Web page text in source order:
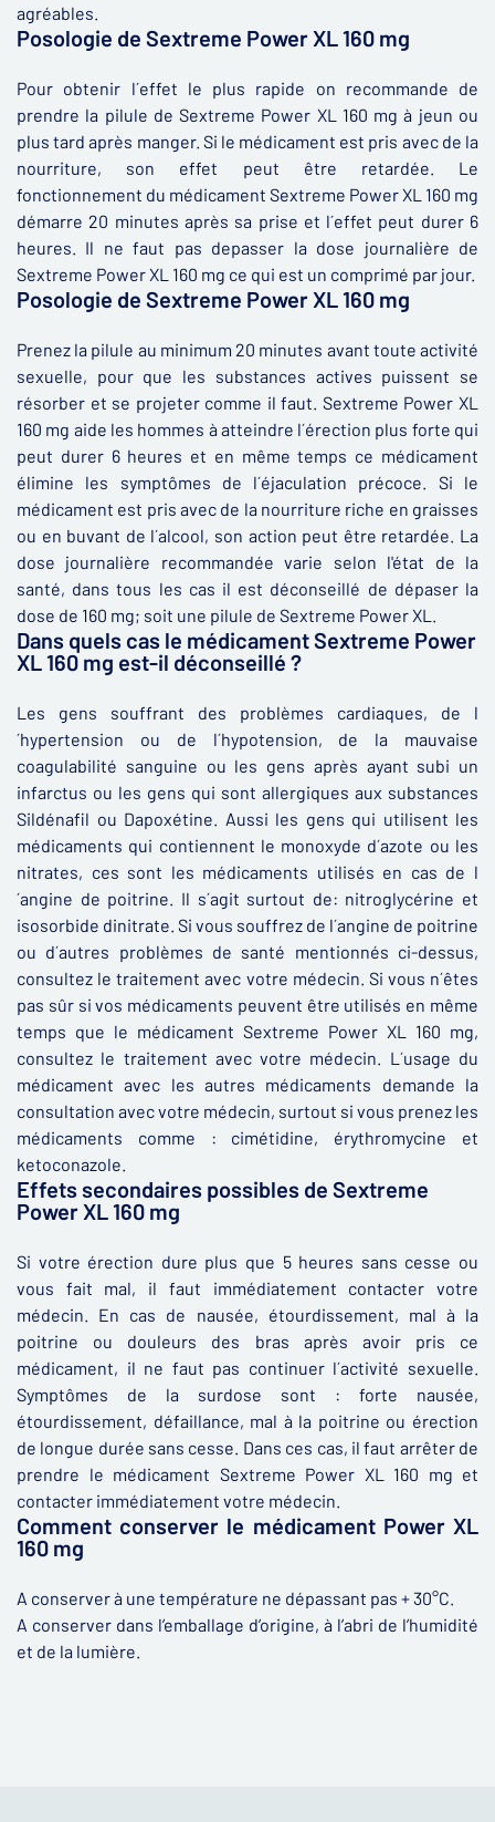
agréables.
Posologie de Sextreme Power XL 160 mg
Pour obtenir l´effet le plus rapide on recommande de
prendre la pilule de Sextreme Power XL 160 mg à jeun ou
plus tard après manger. Si le médicament est pris avec de la
nourriture, son effet peut être retardée. Le
fonctionnement du médicament Sextreme Power XL 160 mg
démarre 20 minutes après sa prise et l´effet peut durer 6
heures. Il ne faut pas depasser la dose journalière de
Sextreme Power XL 160 mg ce qui est un comprimé par jour.
Posologie de Sextreme Power XL 160 mg
Prenez la pilule au minimum 20 minutes avant toute activité
sexuelle, pour que les substances actives puissent se
résorber et se projeter comme il faut. Sextreme Power XL
160 mg aide les hommes à atteindre l´érection plus forte qui
peut durer 6 heures et en même temps ce médicament
élimine les symptômes de l´éjaculation précoce. Si le
médicament est pris avec de la nourriture riche en graisses
ou en buvant de l´alcool, son action peut être retardée. La
dose journalière recommandée varie selon l'état de la
santé, dans tous les cas il est déconseillé de dépaser la
dose de 160 mg; soit une pilule de Sextreme Power XL.
Dans quels cas le médicament Sextreme Power
XL 160 mg est-il déconseillé ?
Les gens souffrant des problèmes cardiaques, de l
´hypertension ou de l´hypotension, de la mauvaise
coagulabilité sanguine ou les gens après ayant subi un
infarctus ou les gens qui sont allergiques aux substances
Sildénafil ou Dapoxétine. Aussi les gens qui utilisent les
médicaments qui contiennent le monoxyde d´azote ou les
nitrates, ces sont les médicaments utilisés en cas de l
´angine de poitrine. Il s´agit surtout de: nitroglycérine et
isosorbide dinitrate. Si vous souffrez de l´angine de poitrine
ou d´autres problèmes de santé mentionnés ci-dessus,
consultez le traitement avec votre médecin. Si vous n´êtes
pas sûr si vos médicaments peuvent être utilisés en même
temps que le médicament Sextreme Power XL 160 mg,
consultez le traitement avec votre médecin. L´usage du
médicament avec les autres médicaments demande la
consultation avec votre médecin, surtout si vous prenez les
médicaments comme : cimétidine, érythromycine et
ketoconazole.
Effets secondaires possibles de Sextreme
Power XL 160 mg
Si votre érection dure plus que 5 heures sans cesse ou
vous fait mal, il faut immédiatement contacter votre
médecin. En cas de nausée, étourdissement, mal à la
poitrine ou douleurs des bras après avoir pris ce
médicament, il ne faut pas continuer l´activité sexuelle.
Symptômes de la surdose sont : forte nausée,
étourdissement, défaillance, mal à la poitrine ou érection
de longue durée sans cesse. Dans ces cas, il faut arrêter de
prendre le médicament Sextreme Power XL 160 mg et
contacter immédiatement votre médecin.
Comment conserver le médicament Power XL
160 mg
A conserver à une température ne dépassant pas + 30°C.
A conserver dans l’emballage d’origine, à l’abri de l’humidité
et de la lumière.